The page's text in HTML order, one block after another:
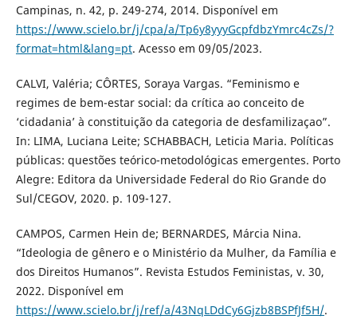
Campinas, n. 42, p. 249-274, 2014. Disponível em
https://www.scielo.br/j/cpa/a/Tp6y8yyyGcpfdbzYmrc4cZs/?
format=html&lang=pt. Acesso em 09/05/2023.
CALVI, Valéria; CÔRTES, Soraya Vargas. “Feminismo e
regimes de bem-estar social: da crítica ao conceito de
‘cidadania’ à constituição da categoria de desfamilizaçao”.
In: LIMA, Luciana Leite; SCHABBACH, Leticia Maria. Políticas
públicas: questões teórico-metodológicas emergentes. Porto
Alegre: Editora da Universidade Federal do Rio Grande do
Sul/CEGOV, 2020. p. 109-127.
CAMPOS, Carmen Hein de; BERNARDES, Márcia Nina.
“Ideologia de gênero e o Ministério da Mulher, da Família e
dos Direitos Humanos”. Revista Estudos Feministas, v. 30,
2022. Disponível em
https://www.scielo.br/j/ref/a/43NqLDdCy6Gjzb8BSPfJf5H/.